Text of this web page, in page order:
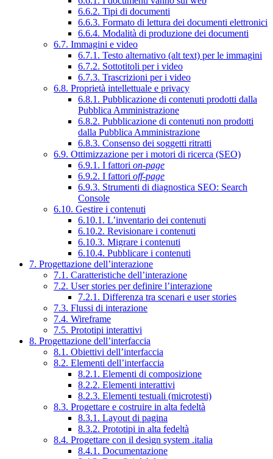
6.6.2. Tipi di documenti
6.6.3. Formato di lettura dei documenti elettronici
6.6.4. Modalità di produzione dei documenti
6.7. Immagini e video
6.7.1. Testo alternativo (alt text) per le immagini
6.7.2. Sottotitoli per i video
6.7.3. Trascrizioni per i video
6.8. Proprietà intellettuale e privacy
6.8.1. Pubblicazione di contenuti prodotti dalla
Pubblica Amministrazione
6.8.2. Pubblicazione di contenuti non prodotti
dalla Pubblica Amministrazione
6.8.3. Consenso dei soggetti ritratti
6.9. Ottimizzazione per i motori di ricerca (SEO)
6.9.1. I fattori on-page
6.9.2. I fattori off-page
6.9.3. Strumenti di diagnostica SEO: Search
Console
6.10. Gestire i contenuti
6.10.1. L’inventario dei contenuti
6.10.2. Revisionare i contenuti
6.10.3. Migrare i contenuti
6.10.4. Pubblicare i contenuti
7. Progettazione dell’interazione
7.1. Caratteristiche dell’interazione
7.2. User stories per definire l’interazione
7.2.1. Differenza tra scenari e user stories
7.3. Flussi di interazione
7.4. Wireframe
7.5. Prototipi interattivi
8. Progettazione dell’interfaccia
8.1. Obiettivi dell’interfaccia
8.2. Elementi dell’interfaccia
8.2.1. Elementi di composizione
8.2.2. Elementi interattivi
8.2.3. Elementi testuali (microtesti)
8.3. Progettare e costruire in alta fedeltà
8.3.1. Layout di pagina
8.3.2. Prototipi in alta fedeltà
8.4. Progettare con il design system .italia
8.4.1. Documentazione